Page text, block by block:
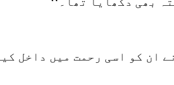
کو اسی رحمت میں داخل